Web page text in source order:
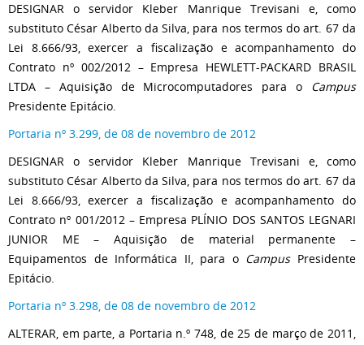
DESIGNAR o servidor Kleber Manrique Trevisani e, como
substituto César Alberto da Silva, para nos termos do art. 67 da
Lei 8.666/93, exercer a fiscalização e acompanhamento do
Contrato nº 002/2012 – Empresa HEWLETT-PACKARD BRASIL
LTDA – Aquisição de Microcomputadores para o Campus
Presidente Epitácio.
Portaria nº 3.299, de 08 de novembro de 2012
DESIGNAR o servidor Kleber Manrique Trevisani e, como
substituto César Alberto da Silva, para nos termos do art. 67 da
Lei 8.666/93, exercer a fiscalização e acompanhamento do
Contrato nº 001/2012 – Empresa PLÍNIO DOS SANTOS LEGNARI
JUNIOR ME – Aquisição de material permanente –
Equipamentos de Informática II, para o Campus Presidente
Epitácio.
Portaria nº 3.298, de 08 de novembro de 2012
ALTERAR, em parte, a Portaria n.º 748, de 25 de março de 2011,